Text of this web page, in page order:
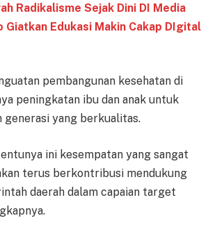
Radikalisme Sejak Dini DI Media
Giatkan Edukasi Makin Cakap DIgital
pembangunan kesehatan di
peningkatan ibu dan anak untuk
generasi yang berkualitas.
ini kesempatan yang sangat
terus berkontribusi mendukung
daerah dalam capaian target